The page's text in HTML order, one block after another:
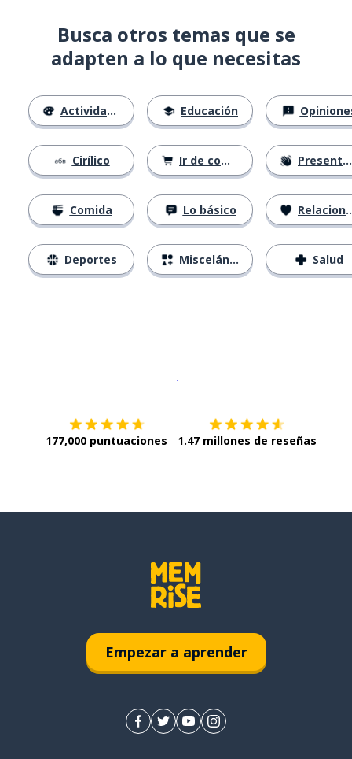
Busca otros temas que se
adapten a lo que necesitas
Actividades
Cirílico
Comida
Deportes
Educación
Ir de compras
Lo básico
Misceláneo
Presentándose
Relaciones
Salud
177,000 puntuaciones 1.47 millones de reseñas
Empezar a aprender